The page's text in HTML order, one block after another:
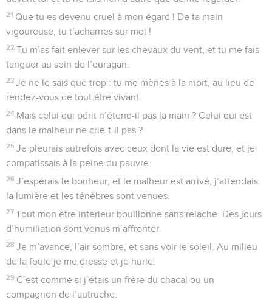
21 Que tu es devenu cruel à mon égard ! De ta main
vigoureuse, tu t’acharnes sur moi !
22 Tu m’as fait enlever sur les chevaux du vent, et tu me fais
tanguer au sein de l’ouragan.
23 Je ne le sais que trop : tu me mènes à la mort, au lieu de
rendez-vous de tout être vivant.
24 Mais celui qui périt n’étend-il pas la main ? Celui qui est
dans le malheur ne crie-t-il pas ?
25 Je pleurais autrefois avec ceux dont la vie est dure, et je
compatissais à la peine du pauvre.
26 J’espérais le bonheur, et le malheur est arrivé, j’attendais
la lumière et les ténèbres sont venues.
27 Tout mon être intérieur bouillonne sans relâche. Des jours
d’humiliation sont venus m’affronter.
28 Je m’avance, l’air sombre, et sans voir le soleil. Au milieu
de la foule je me dresse et je hurle.
29 C’est comme si j’étais un frère du chacal ou un
compagnon de l’autruche.